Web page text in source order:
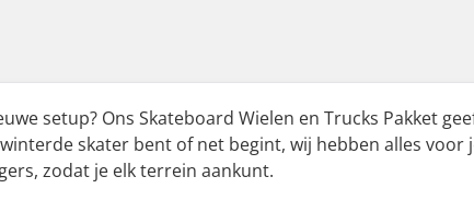
setup? Ons Skateboard Wielen en Trucks Pakket
skater bent of net begint, wij hebben alles voor
zodat je elk terrein aankunt.